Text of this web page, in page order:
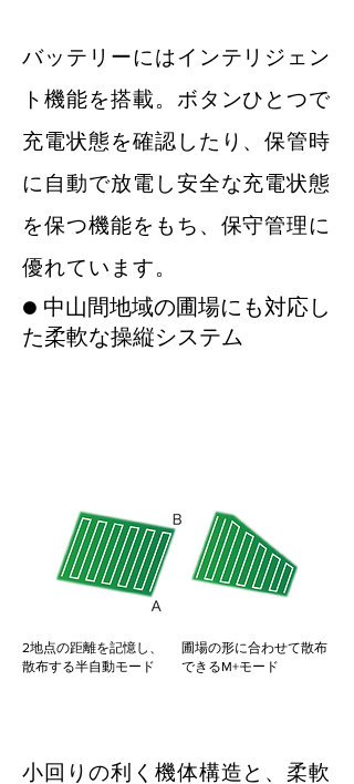
​バッテリーにはインテリジェン
ト機能を搭載。ボタンひとつで
充電状態を確認したり、保管時
に自動で放電し安全な充電状態
を保つ機能をもち、保守管理に
優れています。
​小回りの利く機体構造と、柔軟
圃場の形に合わせて散布
​できるM+モード
2地点の距離を記憶し、
散布する半自動モード
​● 中山間地域の圃場にも対応し
た柔軟な操縦システム